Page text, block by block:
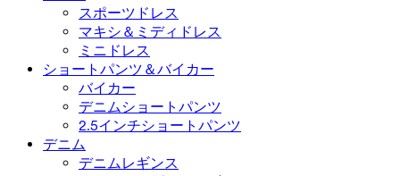
スポーツドレス
マキシ＆ミディドレス
ミニドレス
ショートパンツ＆バイカー
バイカー
デニムショートパンツ
2.5インチショートパンツ
デニム
デニムレギンス